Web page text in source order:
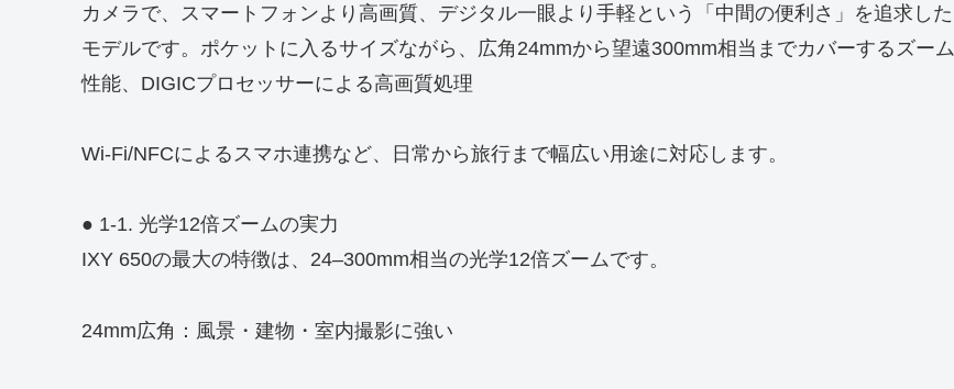
カメラで、スマートフォンより高画質、デジタル一眼より手軽という「中間の便利さ」を追求した
モデルです。ポケットに入るサイズながら、広角24mmから望遠300mm相当までカバーするズーム
性能、DIGICプロセッサーによる高画質処理
Wi‑Fi/NFCによるスマホ連携など、日常から旅行まで幅広い用途に対応します。
● 1-1. 光学12倍ズームの実力
IXY 650の最大の特徴は、24–300mm相当の光学12倍ズームです。
24mm広角：風景・建物・室内撮影に強い